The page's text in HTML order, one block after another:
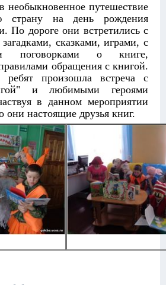
необыкновенное путешествие
страну на день рождения
По дороге они встретились с
сказками, играми, с
поговорками о книге,
обращения с книгой.
произошла встреча с
и любимыми героями
в данном мероприятии
они настоящие друзья книг.